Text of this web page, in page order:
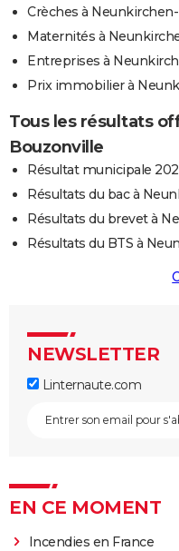
Crèches à
Maternités à
Entreprises à
Prix immobilier à
Tous les résultats
Bouzonville
Résultat municipale
Résultats du bac à
Résultats du brevet à
Résultats du BTS à
NEWSLETTER
Linternaute.com
EN CE MOMENT
Incendies en France